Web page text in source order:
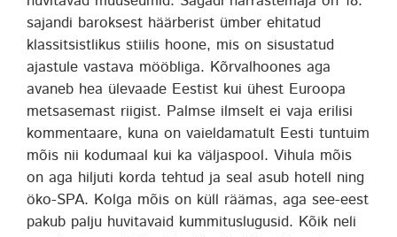
sajandi baroksest häärberist ümber ehitatud
klassitsistlikus stiilis hoone, mis on sisustatud
ajastule vastava mööbliga. Kõrvalhoones aga
avaneb hea ülevaade Eestist kui ühest Euroopa
metsasemast riigist. Palmse ilmselt ei vaja erilisi
kommentaare, kuna on vaieldamatult Eesti tuntuim
mõis nii kodumaal kui ka väljaspool. Vihula mõis
on aga hiljuti korda tehtud ja seal asub hotell ning
öko-SPA. Kolga mõis on küll räämas, aga see-eest
pakub palju huvitavaid kummituslugusid. Kõik neli